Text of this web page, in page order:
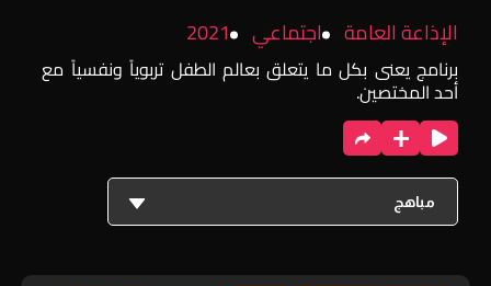
الإذاعة العامة
اجتماعي 2021
برنامج يعنى بكل ما يتعلق بعالم الطفل تربوياً ونفسياً مع
أحد المختصين.
مباهج